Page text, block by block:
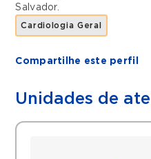
Salvador.
Cardiologia Geral
Compartilhe este perfil
Unidades de